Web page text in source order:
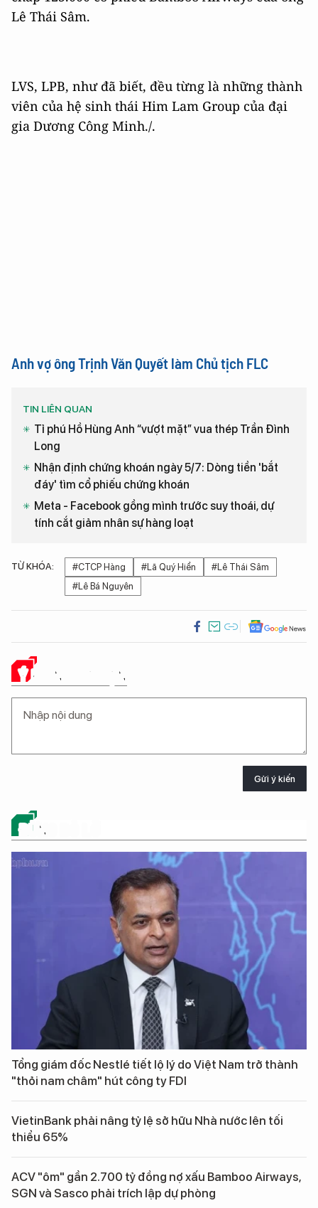
Lê Thái Sâm.
LVS, LPB, như đã biết, đều từng là những thành
viên của hệ sinh thái Him Lam Group của đại
gia Dương Công Minh./.
Anh vợ ông Trịnh Văn Quyết làm Chủ tịch FLC
TIN LIÊN QUAN
Tỉ phú Hồ Hùng Anh “vượt mặt” vua thép Trần Đình
Long
Nhận định chứng khoán ngày 5/7: Dòng tiền 'bắt
đáy' tìm cổ phiếu chứng khoán
Meta - Facebook gồng mình trước suy thoái, dự
tính cắt giảm nhân sự hàng loạt
TỪ KHÓA: #CTCP Hàng #Lã Quý Hiển
#Lê Thái Sâm
#Lê Bá Nguyên
Ý KIẾN CỦA BẠN
Gửi ý kiến
ĐỪNG BỎ LỠ
Tổng giám đốc Nestlé tiết lộ lý do Việt Nam trở thành
"thỏi nam châm" hút công ty FDI
VietinBank phải nâng tỷ lệ sở hữu Nhà nước lên tối
thiểu 65%
ACV "ôm" gần 2.700 tỷ đồng nợ xấu Bamboo Airways,
SGN và Sasco phải trích lập dự phòng